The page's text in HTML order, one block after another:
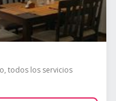
todos los servicios